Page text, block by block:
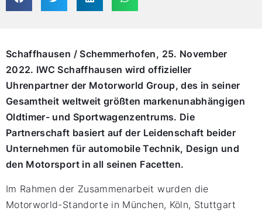
Schaffhausen / Schemmerhofen, 25. November
2022. IWC Schaffhausen wird offizieller
Uhrenpartner der Motorworld Group, des in seiner
Gesamtheit weltweit größten markenunabhängigen
Oldtimer- und Sportwagenzentrums. Die
Partnerschaft basiert auf der Leidenschaft beider
Unternehmen für automobile Technik, Design und
den Motorsport in all seinen Facetten.
Im Rahmen der Zusammenarbeit wurden die
Motorworld-Standorte in München, Köln, Stuttgart